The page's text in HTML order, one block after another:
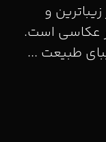
و
عکاسی است.
طبیعت ...